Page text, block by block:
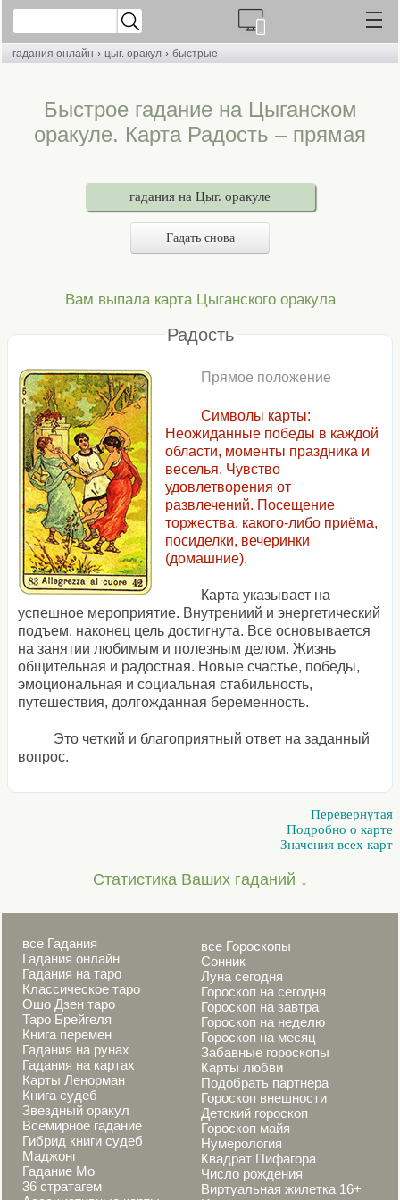
гадания онлайн › цыг. оракул › быстрые
Быстрое гадание на Цыганском
оракуле. Карта Радость – прямая
гадания на Цыг. оракуле
Гадать снова
Вам выпала карта Цыганского оракула
Радость
Прямое положение
Символы карты:
Неожиданные победы в каждой
области, моменты праздника и
веселья. Чувство
удовлетворения от
развлечений. Посещение
торжества, какого-либо приёма,
посиделки, вечеринки
(домашние).
Карта указывает на
успешное мероприятие. Внутрениий и энергетический
подъем, наконец цель достигнута. Все основывается
на занятии любимым и полезным делом. Жизнь
общительная и радостная. Новые счастье, победы,
эмоциональная и социальная стабильность,
путешествия, долгожданная беременность.
Это четкий и благоприятный ответ на заданный
вопрос.
Перевернутая
Подробно о карте
Значения всех карт
Статистика Ваших гаданий ↓
все Гадания
Гадания онлайн
Гадания на таро
Классическое таро
Ошо Дзен таро
Таро Брейгеля
Книга перемен
Гадания на рунах
Гадания на картах
Карты Ленорман
Книга судеб
Звездный оракул
Всемирное гадание
Гибрид книги судеб
Маджонг
Гадание Мо
36 стратагем
все Гороскопы
Сонник
Луна сегодня
Гороскоп на сегодня
Гороскоп на завтра
Гороскоп на неделю
Гороскоп на месяц
Забавные гороскопы
Карты любви
Подобрать партнера
Гороскоп внешности
Детский гороскоп
Гороскоп майя
Нумерология
Квадрат Пифагора
Число рождения
Виртуальная жилетка 16+